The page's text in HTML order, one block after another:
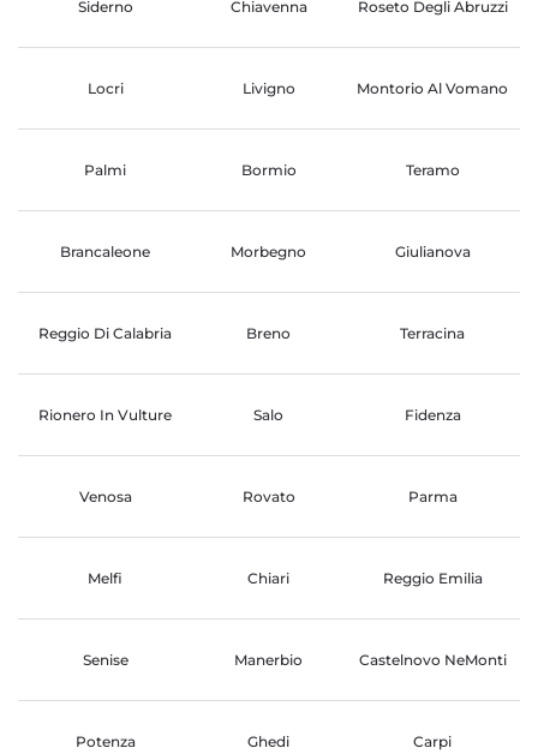
Siderno Chiavenna Roseto Degli Abruzzi
Locri Livigno Montorio Al Vomano
Palmi Bormio Teramo
Brancaleone Morbegno Giulianova
Reggio Di Calabria Breno Terracina
Rionero In Vulture Salo Fidenza
Venosa Rovato Parma
Melfi Chiari Reggio Emilia
Senise Manerbio Castelnovo NeMonti
Potenza Ghedi Carpi